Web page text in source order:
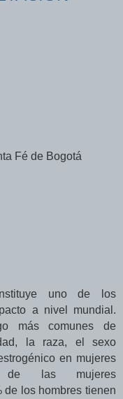
Fé de Bogotá
uno de los
a nivel mundial.
más comunes de
la raza, el sexo
en mujeres
de las mujeres
de los hombres tienen